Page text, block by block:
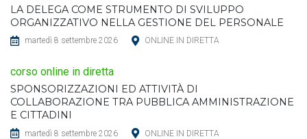
LA DELEGA COME STRUMENTO DI SVILUPPO
ORGANIZZATIVO NELLA GESTIONE DEL PERSONALE
martedì 8 settembre 2026 ONLINE IN DIRETTA
corso online in diretta
SPONSORIZZAZIONI ED ATTIVITÀ DI
COLLABORAZIONE TRA PUBBLICA AMMINISTRAZIONE
E CITTADINI
martedì 8 settembre 2026 ONLINE IN DIRETTA